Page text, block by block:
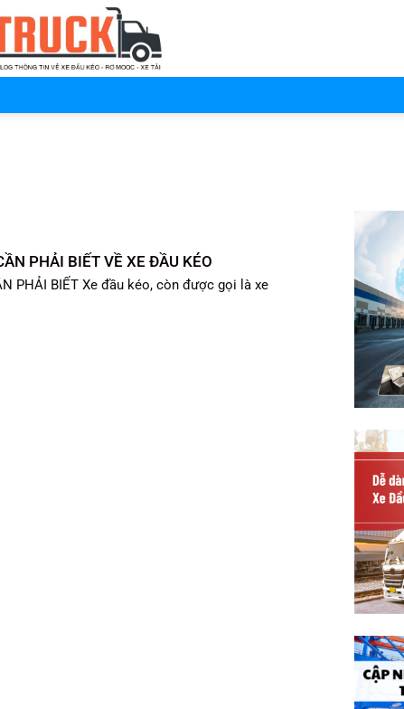
PHẢI BIẾT VỀ XE ĐẦU KÉO
PHẢI BIẾT Xe đầu kéo, còn được gọi là xe